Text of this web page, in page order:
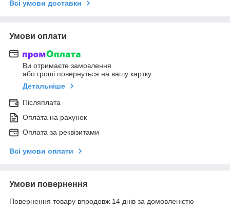
Всі умови доставки
Умови оплати
Ви отримаєте замовлення
або гроші повернуться на вашу картку
Детальніше
Післяплата
Оплата на рахунок
Оплата за реквізитами
Всі умови оплати
Умови повернення
Повернення товару впродовж 14 днів за домовленістю